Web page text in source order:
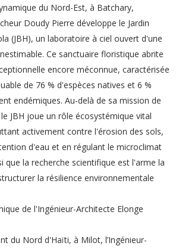
du Nord-Est, à Batchary,
Doudy Pierre développe le Jardin
(JBH), un laboratoire à ciel ouvert d'une
Ce sanctuaire floristique abrite
encore méconnue, caractérisée
de 76 % d'espèces natives et 6 %
endémiques. Au-delà de sa mission de
JBH joue un rôle écosystémique vital
activement contre l'érosion des sols,
d'eau et en régulant le microclimat
que la recherche scientifique est l'arme la
la résilience environnementale
de l'Ingénieur-Architecte Elonge
du Nord d'Haïti, à Milot, l’Ingénieur-